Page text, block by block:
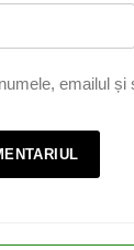
emailul